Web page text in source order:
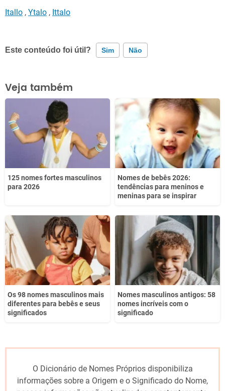
Itallo , Ytalo , Ittalo
Este conteúdo foi útil? Sim Não
Este conteúdo contém informação incorreta
Este conteúdo não tem a informação que procuro
Veja também
125 nomes fortes masculinos
para 2026
Nomes de bebês 2026:
tendências para meninos e
meninas para se inspirar
Os 98 nomes masculinos mais
diferentes para bebês e seus
significados
Nomes masculinos antigos: 58
nomes incríveis com o
significado
O Dicionário de Nomes Próprios disponibiliza
informações sobre a Origem e o Significado do Nome,